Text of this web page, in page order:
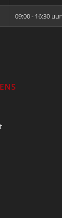
09:00 - 16:30 uur